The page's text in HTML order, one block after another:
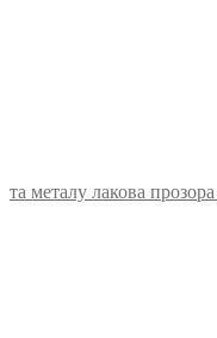
та металу лакова